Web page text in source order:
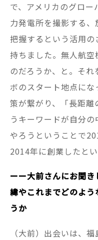
で、アメリカのグロ
力発電所を撮影する
把握するという活用
持ちました。無人航
のだろうか、と。そ
ボのスタート地点に
策が繋がり、「長距
うキーワードが自分
やろうということで
2014年に創業したとい
ーー大前さんにお聞
緯やこれまでどのよ
うか
（大前）出会いは、